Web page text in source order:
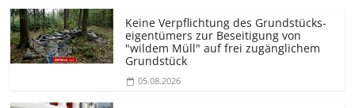
Keine Verpflichtung des Grundstücks­
eigentümers zur Beseitigung von
"wildem Müll" auf frei zugänglichem
Grundstück
05.08.2026